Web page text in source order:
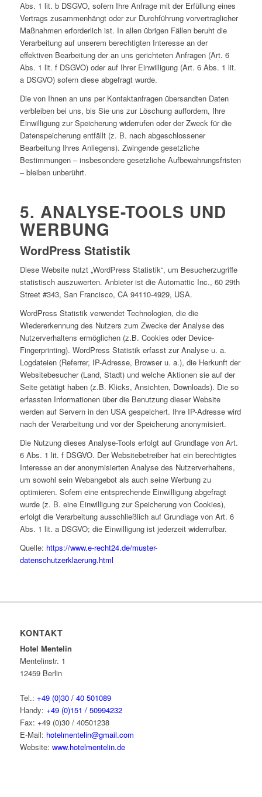
Abs. 1 lit. b DSGVO, sofern Ihre Anfrage mit der Erfüllung eines
Vertrags zusammenhängt oder zur Durchführung vorvertraglicher
Maßnahmen erforderlich ist. In allen übrigen Fällen beruht die
Verarbeitung auf unserem berechtigten Interesse an der
effektiven Bearbeitung der an uns gerichteten Anfragen (Art. 6
Abs. 1 lit. f DSGVO) oder auf Ihrer Einwilligung (Art. 6 Abs. 1 lit.
a DSGVO) sofern diese abgefragt wurde.
Die von Ihnen an uns per Kontaktanfragen übersandten Daten
verbleiben bei uns, bis Sie uns zur Löschung auffordern, Ihre
Einwilligung zur Speicherung widerrufen oder der Zweck für die
Datenspeicherung entfällt (z. B. nach abgeschlossener
Bearbeitung Ihres Anliegens). Zwingende gesetzliche
Bestimmungen – insbesondere gesetzliche Aufbewahrungsfristen
– bleiben unberührt.
5. ANALYSE-TOOLS UND
WERBUNG
WordPress Statistik
Diese Website nutzt „WordPress Statistik“, um Besucherzugriffe
statistisch auszuwerten. Anbieter ist die Automattic Inc., 60 29th
Street #343, San Francisco, CA 94110-4929, USA.
WordPress Statistik verwendet Technologien, die die
Wiedererkennung des Nutzers zum Zwecke der Analyse des
Nutzerverhaltens ermöglichen (z.B. Cookies oder Device-
Fingerprinting). WordPress Statistik erfasst zur Analyse u. a.
Logdateien (Referrer, IP-Adresse, Browser u. a.), die Herkunft der
Websitebesucher (Land, Stadt) und welche Aktionen sie auf der
Seite getätigt haben (z.B. Klicks, Ansichten, Downloads). Die so
erfassten Informationen über die Benutzung dieser Website
werden auf Servern in den USA gespeichert. Ihre IP-Adresse wird
nach der Verarbeitung und vor der Speicherung anonymisiert.
Die Nutzung dieses Analyse-Tools erfolgt auf Grundlage von Art.
6 Abs. 1 lit. f DSGVO. Der Websitebetreiber hat ein berechtigtes
Interesse an der anonymisierten Analyse des Nutzerverhaltens,
um sowohl sein Webangebot als auch seine Werbung zu
optimieren. Sofern eine entsprechende Einwilligung abgefragt
wurde (z. B. eine Einwilligung zur Speicherung von Cookies),
erfolgt die Verarbeitung ausschließlich auf Grundlage von Art. 6
Abs. 1 lit. a DSGVO; die Einwilligung ist jederzeit widerrufbar.
Quelle: https://www.e-recht24.de/muster-
datenschutzerklaerung.html
KONTAKT
Hotel Mentelin
Mentelinstr. 1
12459 Berlin
Tel.: +49 (0)30 / 40 501089
Handy: +49 (0)151 / 50994232
Fax: +49 (0)30 / 40501238
E-Mail: hotelmentelin@gmail.com
Website: www.hotelmentelin.de